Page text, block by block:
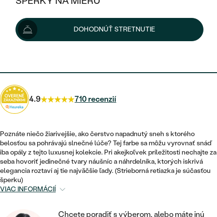
KOMBINOVANÉ ZLATO
PODĽA ŠTÝLU
ETERNITY
VINTAGE
NETRADIČNÉ
POSTRANNÉ DRAHOKAMY
HALO
VINTAGE
SET ZÁSNUBNÉHO PRSTEŇA A
NETRADIČNÉ
ZOSTAVTE SI PRSTEŇ
VÝPREDAJ
ŠPERKY ČO POMÁHAJÚ
PODĽA TYPU
NÁUŠNICE
PRSTENE
PRÍVESKY
NÁRAMKY
SETY
PÁNSKE ŠPERKY
PLATINOVÉ
NAPICHOVACIE
KRUHOVÉ
MINIMALISTICKÉ
VISIACE
SOLITÉR
ZLATÉ
STRIEBORNÉ
PODĽA ŠTÝLU
SOLITÉR
NARODENIE DIEŤAŤA
PERSONALIZOVANÉ
SO ZNAMENÍM ZVEROKRUHU
MINIMALISTICKÉ
VÝPREDAJ
ZLATÉ
STRIEBORNÉ
PODĽA ŠTÝLU
ETERNITY
MINIMALISTICKÉ
DOHODNÚŤ STRETNUTIE
177 €197 € -11 %
Možnosti doručenia
4.9 710 recenzií
Poznáte niečo žiarivejšie, ako čerstvo napadnutý sneh s ktorého
belosťou sa pohrávajú slnečné lúče? Tej farbe sa môžu vyrovnať snáď
iba opály z tejto luxusnej kolekcie. Pri akejkoľvek príležitosti nechajte za
seba hovoriť jedinečné tvary náušníc a náhrdelníka, ktorých iskrivá
elegancia roztaví aj tie najväčšie ľady. (Strieborná retiazka je súčasťou
šperku)
VIAC INFORMÁCIÍ
Chcete poradiť s výberom, alebo máte inú